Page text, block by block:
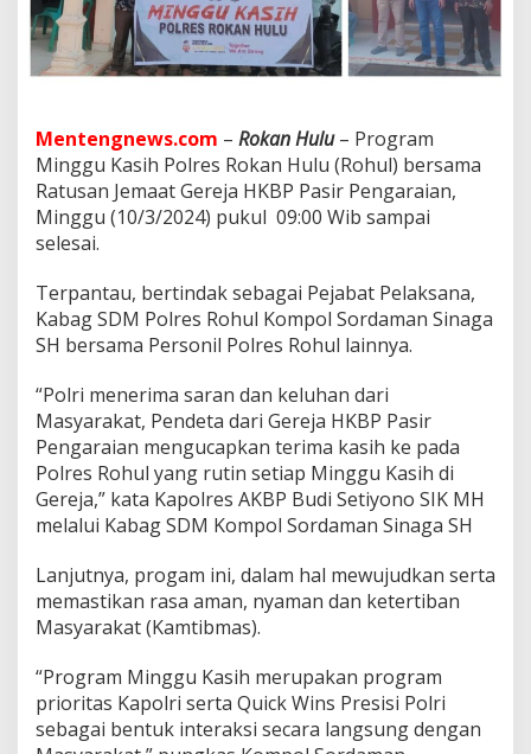
P
a
s
i
e
n
g
a
r
a
n
G
i
t
P
r
o
g
r
a
M
i
n
g
u
K
a
s
Mentengnews.com – Rokan Hulu– Program
Minggu Kasih Polres Rokan Hulu (Rohul) bersama
Ratusan Jemaat Gereja HKBP Pasir Pengaraian,
Minggu (10/3/2024) pukul 09:00 Wib sampai
selesai.
Terpantau, bertindak sebagai Pejabat Pelaksana,
Kabag SDM Polres Rohul Kompol Sordaman Sinaga
SH bersama Personil Polres Rohul lainnya.
“Polri menerima saran dan keluhan dari
Masyarakat, Pendeta dari Gereja HKBP Pasir
Pengaraian mengucapkan terima kasih ke pada
Polres Rohul yang rutin setiap Minggu Kasih di
Gereja,” kata Kapolres AKBP Budi Setiyono SIK MH
melalui Kabag SDM Kompol Sordaman Sinaga SH
Lanjutnya, progam ini, dalam hal mewujudkan serta
memastikan rasa aman, nyaman dan ketertiban
Masyarakat (Kamtibmas).
“Program Minggu Kasih merupakan program
prioritas Kapolri serta Quick Wins Presisi Polri
sebagai bentuk interaksi secara langsung dengan